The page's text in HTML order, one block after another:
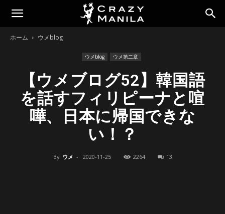
ホーム ウメblog
ウメblog ウメ第二章
【ウメブログ52】韓国語
を話すフィリピーナと喧
嘩、日本に帰国できな
い！？
By ウメ - 2020-11-25 2264 13